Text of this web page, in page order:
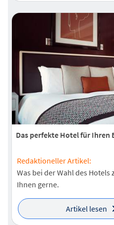
Das perfekte Hotel für Ihren
Redaktioneller Artikel:
Was bei der Wahl des
Ihnen gerne.
Artikel lesen